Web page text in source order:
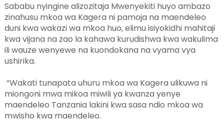
Sababu nyingine alizozitaja Mwenyekiti huyo ambazo
zinahusu mkoa wa Kagera ni pamoja na maendeleo
duni kwa wakazi wa mkoa huo, elimu isiyokidhi mahitaji
kwa vijana na zao la kahawa kurudishwa kwa wakulima
ili wauze wenyewe na kuondokana na vyama vya
ushirika.
“Wakati tunapata uhuru mkoa wa Kagera ulikuwa ni
miongoni mwa mikoa miwili ya kwanza yenye
maendeleo Tanzania lakini kwa sasa ndio mkoa wa
mwisho kwa maendeleo.